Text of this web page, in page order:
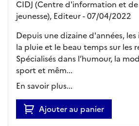
CIDJ (Centre d'information et
jeunesse), Editeur- 07/04/2022
Depuis une dizaine d'années,
la pluie et le beau temps sur les
Spécialisés dans l’humour, la
sport et mêm...
En savoir plus...
Ajouter au panier